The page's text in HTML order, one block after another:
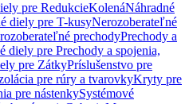
pre RedukcieKolenáNáhradné
diely pre T-kusyNerozoberateľné
prechodyPrechody a
diely pre Prechody a spojenia,
pre ZátkyPríslušenstvo pre
pre rúry a tvarovkyKryty pre
pre nástenkySystémové